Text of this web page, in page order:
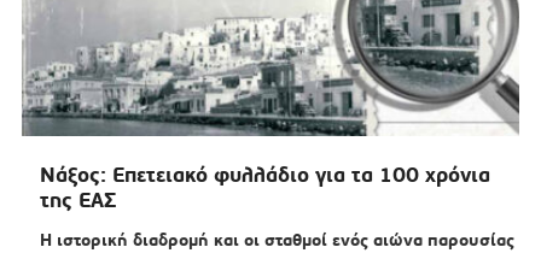
Νάξος: Επετειακό φυλλάδιο για τα 100 χρόνια
της ΕΑΣ
Η ιστορική διαδρομή και οι σταθμοί ενός αιώνα παρουσίας